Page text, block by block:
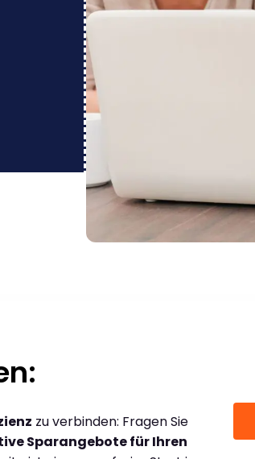
zu verbinden: Fragen Sie
Sparangebote für Ihren